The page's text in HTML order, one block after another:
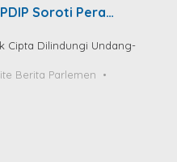
Soroti Pera…
Cipta Dilindungi Undang-
Berita Parlemen